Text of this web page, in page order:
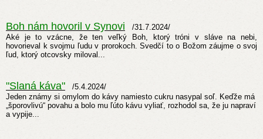
Boh nám hovoril v Synovi
/31.7.2024/
Aké je to vzácne, že ten veľký Boh, ktorý tróni v sláve na nebi,
hovorieval k svojmu ľudu v prorokoch. Svedčí to o Božom záujme o svoj
ľud, ktorý otcovsky miloval...
"Slaná káva"
/5.4.2024/
Jeden známy si omylom do kávy namiesto cukru nasypal soľ. Keďže má
„šporovlivú“ povahu a bolo mu ľúto kávu vyliať, rozhodol sa, že ju napraví
a vypije...